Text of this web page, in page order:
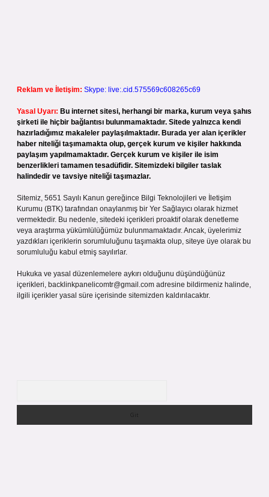
Reklam ve İletişim: Skype: live:.cid.575569c608265c69
Yasal Uyarı: Bu internet sitesi, herhangi bir marka, kurum veya şahıs
şirketi ile hiçbir bağlantısı bulunmamaktadır. Sitede yalnızca kendi
hazırladığımız makaleler paylaşılmaktadır. Burada yer alan içerikler
haber niteliği taşımamakta olup, gerçek kurum ve kişiler hakkında
paylaşım yapılmamaktadır. Gerçek kurum ve kişiler ile isim
benzerlikleri tamamen tesadüfidir. Sitemizdeki bilgiler taslak
halindedir ve tavsiye niteliği taşımazlar.
Sitemiz, 5651 Sayılı Kanun gereğince Bilgi Teknolojileri ve İletişim
Kurumu (BTK) tarafından onaylanmış bir Yer Sağlayıcı olarak hizmet
vermektedir. Bu nedenle, sitedeki içerikleri proaktif olarak denetleme
veya araştırma yükümlülüğümüz bulunmamaktadır. Ancak, üyelerimiz
yazdıkları içeriklerin sorumluluğunu taşımakta olup, siteye üye olarak bu
sorumluluğu kabul etmiş sayılırlar.
Hukuka ve yasal düzenlemelere aykırı olduğunu düşündüğünüz
içerikleri, backlinkpanelicomtr@gmail.com adresine bildirmeniz halinde,
ilgili içerikler yasal süre içerisinde sitemizden kaldırılacaktır.